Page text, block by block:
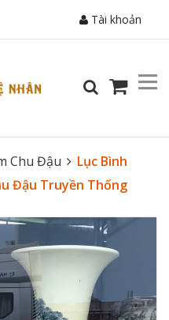
Tài khoản
Chu Đậu
Lục Bình
Đậu Truyền Thống